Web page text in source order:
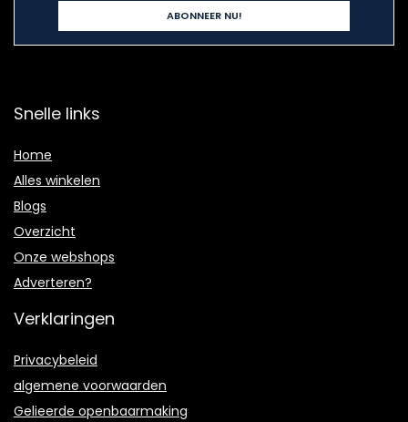
Snelle links
Home
Alles winkelen
Blogs
Overzicht
Onze webshops
Adverteren?
Verklaringen
Privacybeleid
algemene voorwaarden
Gelieerde openbaarmaking